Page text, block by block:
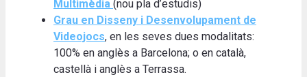
Multimèdia (nou pla d’estudis)
Grau en Disseny i Desenvolupament de
Videojocs, en les seves dues modalitats:
100% en anglès a Barcelona; o en català,
castellà i anglès a Terrassa.